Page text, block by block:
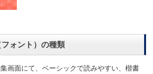
ォント）の種類
画面にて、ベーシックで読みやすい、楷書